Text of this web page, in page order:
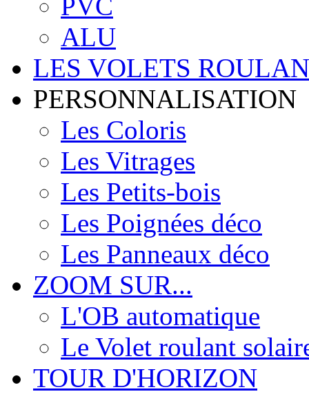
PVC
ALU
LES VOLETS
PERSONNALISATION
Les Coloris
Les Vitrages
Les Petits-bois
Les Poignées déco
Les Panneaux déco
ZOOM SUR...
L'OB automatique
Le Volet roulant
TOUR D'HORIZON